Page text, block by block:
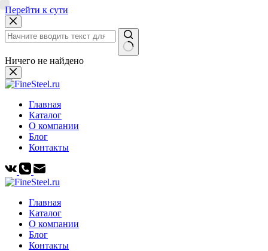
Перейти к сути
Ничего не найдено
Главная
Каталог
О компании
Блог
Контакты
Главная
Каталог
О компании
Блог
Контакты